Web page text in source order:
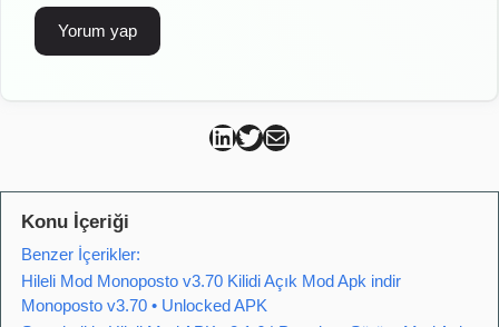
Can Kütahya Linkedin
Can Kütahya Twitter
Can Kütahya Mail
Konu İçeriği
Benzer İçerikler:
Hileli Mod Monoposto v3.70 Kilidi Açık Mod Apk indir
Monoposto v3.70 • Unlocked APK